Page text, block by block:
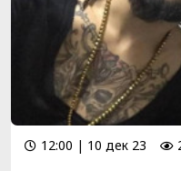
12:00 | 10 дек 23